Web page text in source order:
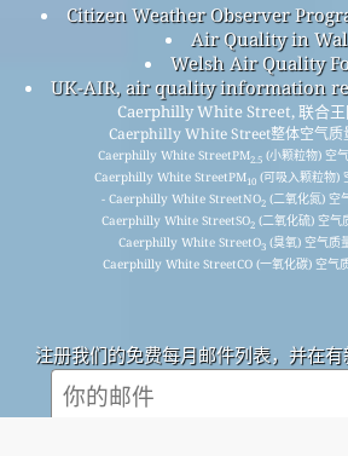
Citizen Weather Observer
Air Quality in
Welsh Air Quality
UK-AIR, air quality information
Caerphilly White Street, 联合王
Caerphilly White Street整体空气质
Caerphilly White StreetPM2.5(小颗粒物) 空
Caerphilly White StreetPM10(可吸入颗粒物)
- Caerphilly White StreetNO2(二氧化氮) 空
Caerphilly White StreetSO2(二氧化硫) 空气
Caerphilly White StreetO3(臭氧) 空气质
Caerphilly White StreetCO (一氧化碳) 空气
注册我们的免费每月邮件列表，并在有